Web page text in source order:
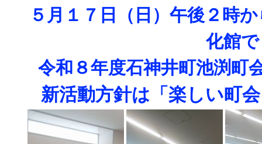
５月１７日（日）午後２時
化館で
令和８年度石神井町池渕町
新活動方針は「楽しい町